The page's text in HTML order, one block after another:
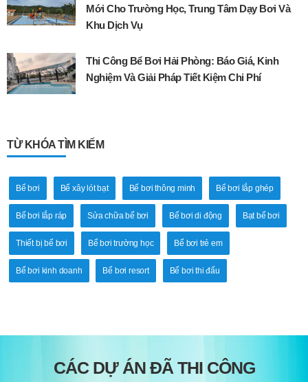
Mới Cho Trường Học, Trung Tâm Dạy Bơi Và
Khu Dịch Vụ
Thi Công Bể Bơi Hải Phòng: Báo Giá, Kinh
Nghiệm Và Giải Pháp Tiết Kiệm Chi Phí
TỪ KHÓA TÌM KIẾM
Bể bơi Bể xây lót bạt Bể bơi thông minh Bể bơi lắp ghép
Bể bơi lắp ráp Sửa chữa bể bơi Bể bơi di động Bạt bể bơi
Thiết bị bể bơi Bể bơi trường học Bể bơi trẻ em
Bể bơi kinh doanh Bể bơi resort Bể bơi thi đấu
CÁC DỰ ÁN ĐÃ THI CÔNG